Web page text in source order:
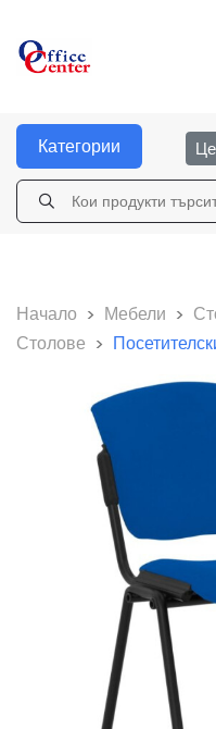
Категории
Начало > Мебели >
Столове >